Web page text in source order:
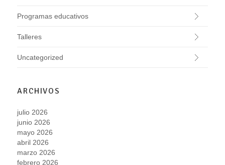
Programas educativos
Talleres
Uncategorized
ARCHIVOS
julio 2026
junio 2026
mayo 2026
abril 2026
marzo 2026
febrero 2026